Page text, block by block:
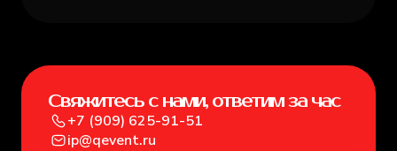
Свяжитесь с нами, ответим за час
+7 (909) 625-91-51
ip@qevent.ru